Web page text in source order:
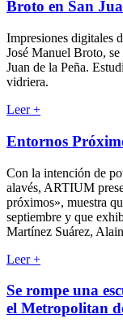
Broto en San
Impresiones digitales
José Manuel Broto, se
Juan de la Peña.
vidriera.
Leer+
Entornos
Con la intención de
alavés, ARTIUM
próximos», muestra
septiembre y que
Martínez Suárez,
Leer+
Se rompe una
el Metropolitan